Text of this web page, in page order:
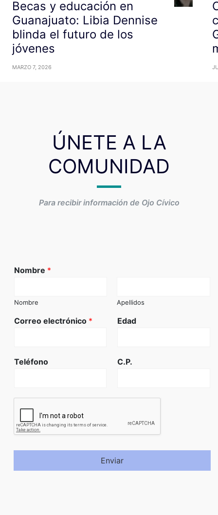
Becas y educación en
Guanajuato: Libia Dennise
blinda el futuro de los
jóvenes
MARZO 7, 2026
ÚNETE A LA
COMUNIDAD
Para recibir información de Ojo Cívico
Nombre *
Nombre Apellidos
Correo electrónico * Edad
Teléfono C.P.
Enviar